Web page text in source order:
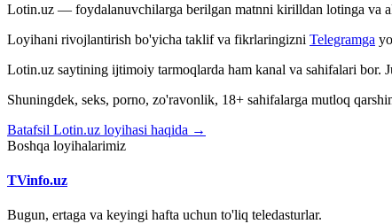
Lotin.uz — foydalanuvchilarga berilgan matnni kirilldan lotinga va
Loyihani rivojlantirish bo'yicha taklif va fikrlaringizni Telegramga
Lotin.uz saytining ijtimoiy tarmoqlarda ham kanal va sahifalari bor.
Shuningdek, seks, porno, zo'ravonlik, 18+ sahifalarga mutloq
Batafsil Lotin.uz loyihasi haqida →
Boshqa loyihalarimiz
TVinfo.uz
Bugun, ertaga va keyingi hafta uchun to'liq teledasturlar.